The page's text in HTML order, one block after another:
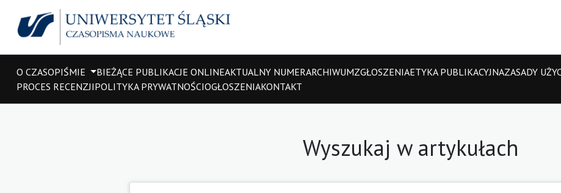
O CZASOPIŚMIE BIEŻĄCE PUBLIKACJE ONLINEAKTUALNY NUMERARCHIWUMZGŁOSZENIAETYKA PUBLIKACYJNAZASADY
PROCES RECENZJIPOLITYKA PRYWATNOŚCIOGŁOSZENIAKONTAKT
Wyszukaj w artykułach